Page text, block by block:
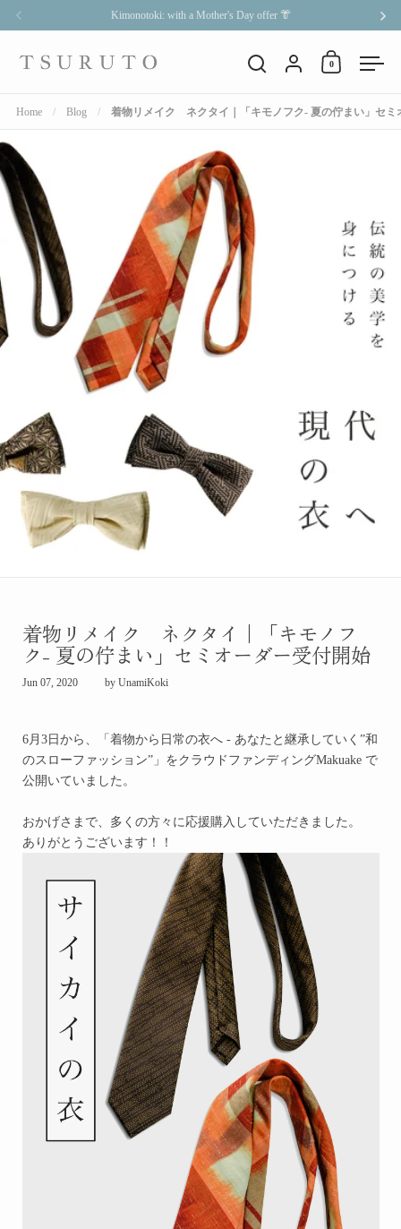
Skip to content
Kimonotoki: with a Mother's Day offer 👘
Open search
Account
Open cart
0
Home / Blog / 着物リメイク ネクタイ｜「キモノフク- 夏の佇まい」セミ
着物リメイク ネクタイ｜「キモノフ
ク- 夏の佇まい」セミオーダー受付開始
Jun 07, 2020 by UnamiKoki
6月3日から、
「着物から日常の衣へ - あなたと継承していく”和
のスローファッション”」 をクラウドファンディングMakuake で
公開いていました。
おかげさまで、多くの方々に応援購入していただきました。
ありがとうございます！！